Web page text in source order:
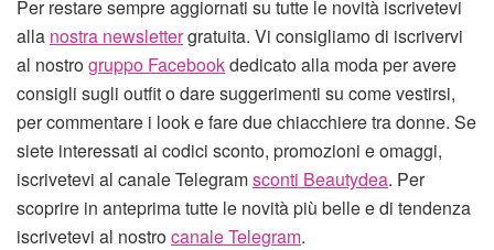
Per restare sempre aggiornati su tutte le novità iscrivetevi
alla nostra newslettergratuita. Vi consigliamo di iscrivervi
al nostrogruppo Facebookdedicato alla moda per avere
consigli sugli outfit o dare suggerimenti su come vestirsi,
per commentare i look e fare due chiacchiere tra donne. Se
siete interessati ai codici sconto, promozioni e omaggi,
iscrivetevi al canale Telegramsconti Beautydea. Per
scoprire in anteprima tutte le novità più belle e di tendenza
iscrivetevi al nostrocanale Telegram.